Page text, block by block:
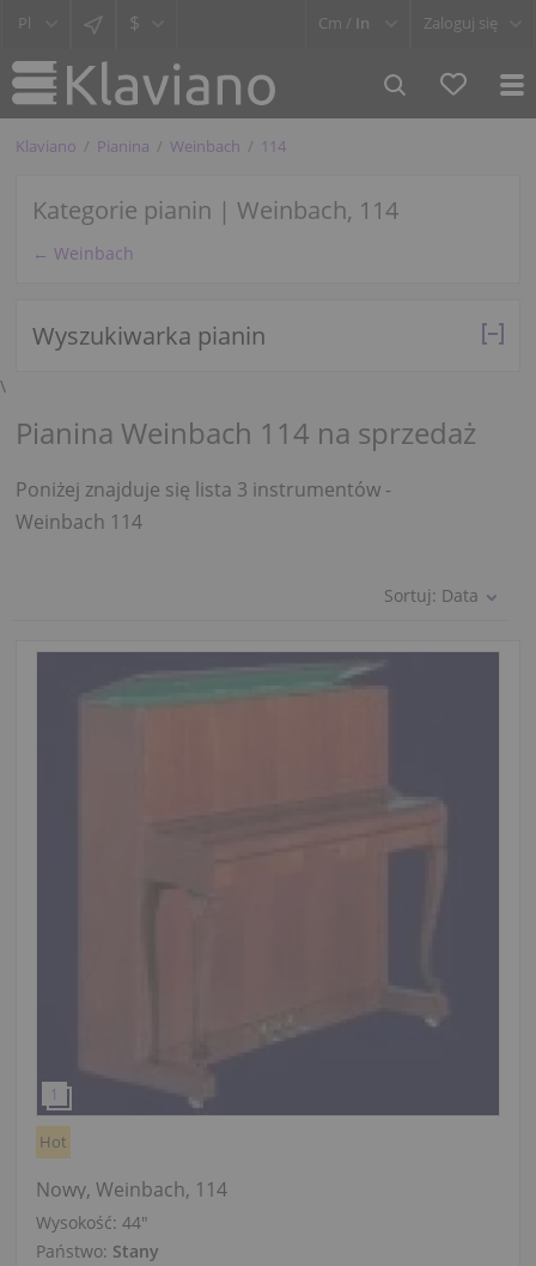
$ Cm / In Zaloguj się
Klaviano Pianina Weinbach 114
Kategorie pianin | Weinbach, 114
← Weinbach
Wyszukiwarka pianin
\
Pianina Weinbach 114 na sprzedaż
Poniżej znajduje się lista 3 instrumentów -
Weinbach 114
Sortuj: Data
Hot
Nowy, Weinbach, 114
Wysokość: 44″
Państwo: Stany